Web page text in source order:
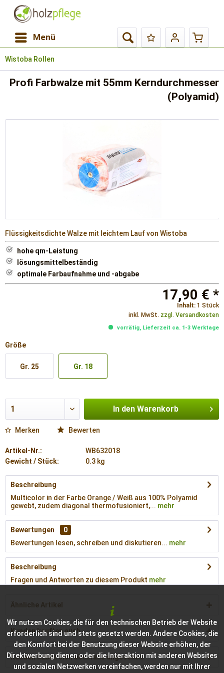
Menü
Wistoba Rollen
Profi Farbwalze mit 55mm Kerndurchmesser
(Polyamid)
Flüssigkeitsdichte Walze mit leichtem Lauf von Wistoba
hohe qm-Leistung
lösungsmittelbeständig
optimale Farbaufnahme und -abgabe
17,90 € *
Inhalt: 1 Stück
inkl. MwSt. zzgl. Versandkosten
vorrätig, Lieferzeit ca. 1-3 Werktage
Größe
Gr. 25 Gr. 18
In den Warenkorb
Merken Bewerten
Artikel-Nr.:
WB632018
Gewicht / Stück:
0.3 kg
Beschreibung
Multicolor in der Farbe Orange / Weiß aus 100% Polyamid
gewebt, zudem diagonal thermofusioniert,... mehr
Bewertungen
0
Bewertungen lesen, schreiben und diskutieren... mehr
Beschreibung
Fragen und Antworten zu diesem Produkt mehr
Ähnliche Artikel
Kunden kauften auch
Kunden haben sich ebenfalls angesehen
Wir nutzen Cookies, die für den technischen Betrieb der Website
erforderlich sind und stets gesetzt werden. Andere Cookies, die
den Komfort bei der Benutzung dieser Website erhöhen, der
Direktwerbung dienen oder die Interaktion mit anderen Websites
und sozialen Netzwerken vereinfachen, werden nur mit Ihrer